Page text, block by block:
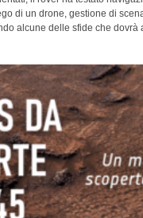
di un drone, gestione di
alcune delle sfide che dovrà